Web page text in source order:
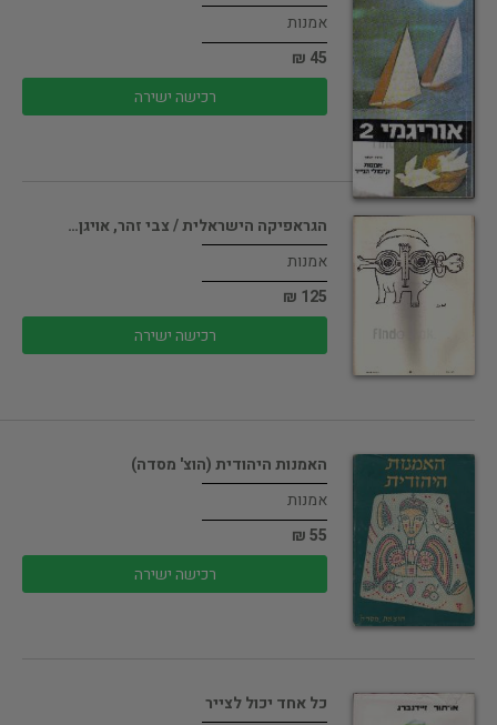
אמנות
45 ₪
רכישה ישירה
הגראפיקה הישראלית / צבי זהר, אויגן…
אמנות
125 ₪
רכישה ישירה
האמנות היהודית (הוצ' מסדה)
אמנות
55 ₪
רכישה ישירה
כל אחד יכול לצייר